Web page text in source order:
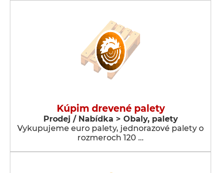
Kúpim drevené palety
Prodej / Nabídka > Obaly, palety
Vykupujeme euro palety, jednorazové palety o
rozmeroch 120 …